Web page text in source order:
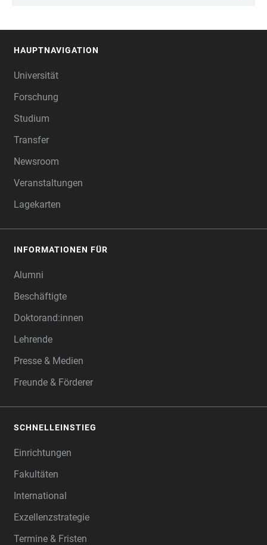
HAUPTNAVIGATION
Universität
Forschung
Studium
Transfer
Newsroom
Veranstaltungen
Lagekarten
INFORMATIONEN FÜR
Alumni
Beschäftigte
Doktorand:innen
Lehrende
Presse & Medien
Freunde & Förderer
SCHNELLEINSTIEG
Einrichtungen
Fakultäten
International
Exzellenzstrategie
Termine & Fristen